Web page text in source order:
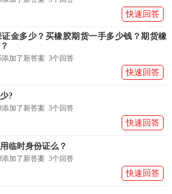
快速回答
金多少？买橡胶期货一手多少钱？期货橡
添加了新答案 3个回答
快速回答
?
添加了新答案 3个回答
快速回答
临时身份证么？
添加了新答案 3个回答
快速回答